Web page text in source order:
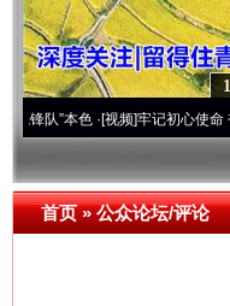
1
·[视频]牢记初心使命 奋进复兴
首页»公众论坛/评论